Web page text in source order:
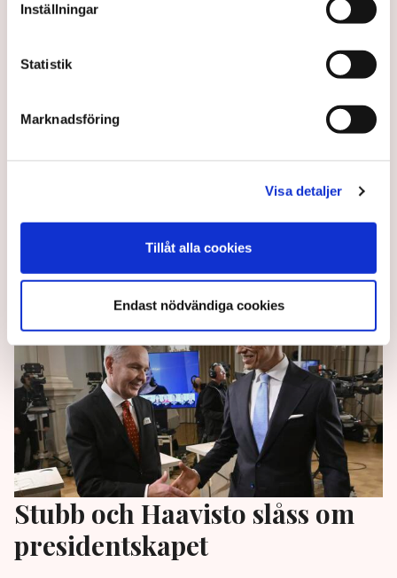
Inställningar
Statistik
Marknadsföring
Visa detaljer
Tillåt alla cookies
Endast nödvändiga cookies
ECB-topp: Säkerhetsläget hot
mot sänkning
centralbanker kommer börja sänka sina räntor
framåt sommaren.
Stubb och Haavisto slåss om
presidentskapet